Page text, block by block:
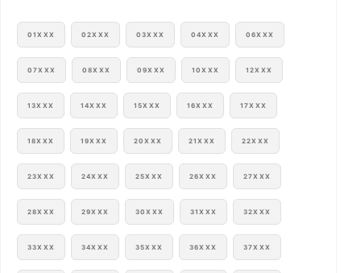
01XXX 02XXX 03XXX 04XXX 06XXX
07XXX 08XXX 09XXX 10XXX 12XXX
13XXX 14XXX 15XXX 16XXX 17XXX
18XXX 19XXX 20XXX 21XXX 22XXX
23XXX 24XXX 25XXX 26XXX 27XXX
28XXX 29XXX 30XXX 31XXX 32XXX
33XXX 34XXX 35XXX 36XXX 37XXX